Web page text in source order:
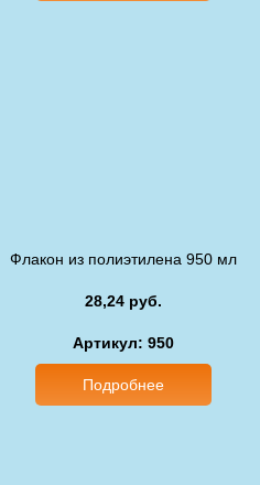
Флакон из полиэтилена 950 мл
28,24 руб.
Артикул: 950
Подробнее